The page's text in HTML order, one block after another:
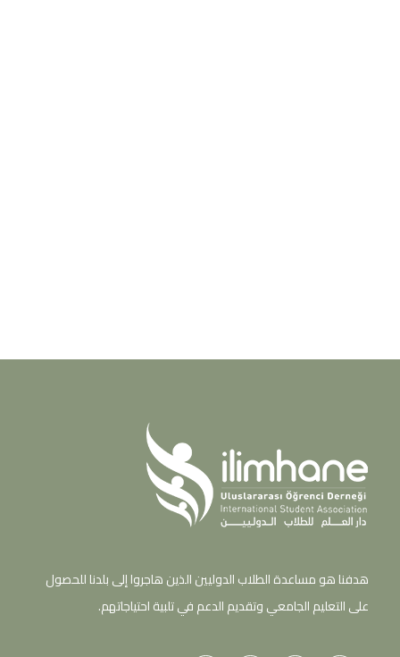
هدفنا هو مساعدة الطلاب الدوليين الذين هاجروا إلى بلدنا للحصول
على التعليم الجامعي وتقديم الدعم في تلبية احتياجاتهم.